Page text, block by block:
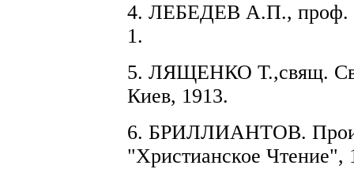
4. ЛЕБЕДЕВ А.П.,
1.
5. ЛЯЩЕНКО Т.,свящ.
Киев, 1913.
6. БРИЛЛИАНТОВ.
"Христианское Чтение",